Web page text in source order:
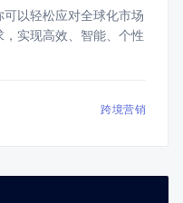
以轻松应对全球化市场
实现高效、智能、个性
跨境营销